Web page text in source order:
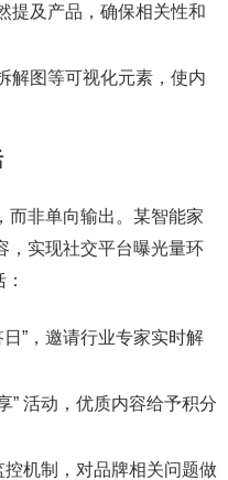
提及产品，确保相关性和
解图等可视化元素，使内
而非单向输出。某智能家
，实现社交平台曝光量环
日”，邀请行业专家实时解
” 活动，优质内容给予积分
控机制，对品牌相关问题做